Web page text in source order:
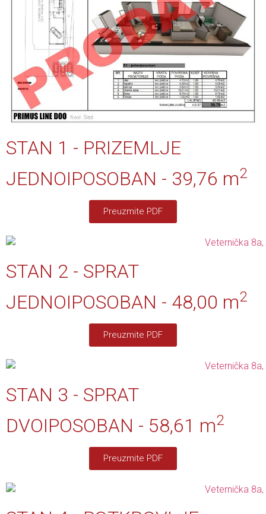
STAN 1 - PRIZEMLJE
JEDNOIPOSOBAN - 39,76 m2
Preuzmite PDF
STAN 2 - SPRAT
JEDNOIPOSOBAN - 48,00 m2
Preuzmite PDF
STAN 3 - SPRAT
DVOIPOSOBAN - 58,61 m2
Preuzmite PDF